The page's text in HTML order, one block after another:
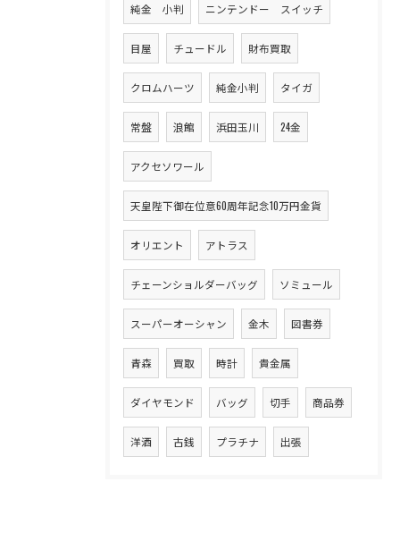
純金 小判 ニンテンドー スイッチ
目屋 チュードル 財布買取
クロムハーツ 純金小判 タイガ
常盤 浪館 浜田玉川 24金
アクセソワール
天皇陛下御在位意60周年記念10万円金貨
オリエント アトラス
チェーンショルダーバッグ ソミュール
スーパーオーシャン 金木 図書券
青森 買取 時計 貴金属
ダイヤモンド バッグ 切手 商品券
洋酒 古銭 プラチナ 出張